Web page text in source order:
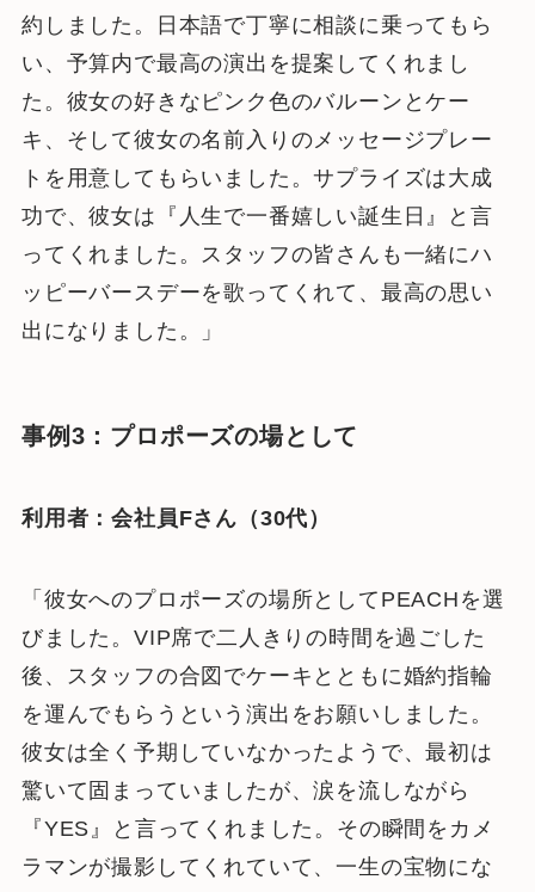
約しました。日本語で丁寧に相談に乗ってもら
い、予算内で最高の演出を提案してくれまし
た。彼女の好きなピンク色のバルーンとケー
キ、そして彼女の名前入りのメッセージプレー
トを用意してもらいました。サプライズは大成
功で、彼女は『人生で一番嬉しい誕生日』と言
ってくれました。スタッフの皆さんも一緒にハ
ッピーバースデーを歌ってくれて、最高の思い
出になりました。」
事例3：プロポーズの場として
利用者：会社員Fさん（30代）
「彼女へのプロポーズの場所としてPEACHを選
びました。VIP席で二人きりの時間を過ごした
後、スタッフの合図でケーキとともに婚約指輪
を運んでもらうという演出をお願いしました。
彼女は全く予期していなかったようで、最初は
驚いて固まっていましたが、涙を流しながら
『YES』と言ってくれました。その瞬間をカメ
ラマンが撮影してくれていて、一生の宝物にな